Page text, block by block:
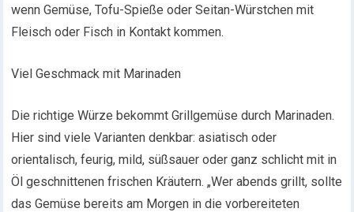
wenn Gemüse, Tofu-Spieße oder Seitan-Würstchen mit
Fleisch oder Fisch in Kontakt kommen.
Viel Geschmack mit Marinaden
Die richtige Würze bekommt Grillgemüse durch Marinaden.
Hier sind viele Varianten denkbar: asiatisch oder
orientalisch, feurig, mild, süßsauer oder ganz schlicht mit in
Öl geschnittenen frischen Kräutern. „Wer abends grillt, sollte
das Gemüse bereits am Morgen in die vorbereiteten